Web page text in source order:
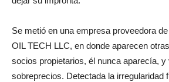
Se metió en una empresa proveedora
OIL TECH LLC, en donde aparecen
socios propietarios, él nunca aparecía,
sobreprecios. Detectada la irregularidad